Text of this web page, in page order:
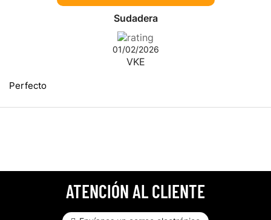
Sudadera
01/02/2026
VKE
Perfecto
ATENCIÓN AL CLIENTE